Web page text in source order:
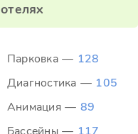
отелях
Парковка — 128
Диагностика — 105
Анимация — 89